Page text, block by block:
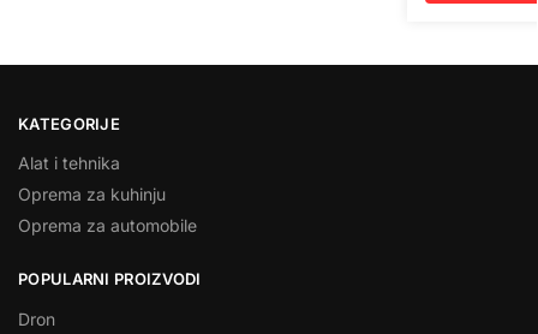
KATEGORIJE
Alat i tehnika
Oprema za kuhinju
Oprema za automobile
POPULARNI PROIZVODI
Dron